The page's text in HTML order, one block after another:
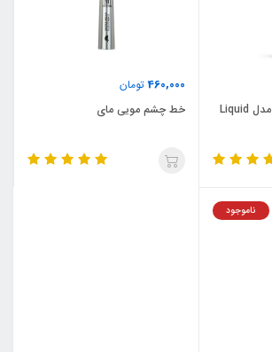
خط چشم مایع اسنس مدل Liquid
460,000تومان
خط چشم مویی مای
ناموجود